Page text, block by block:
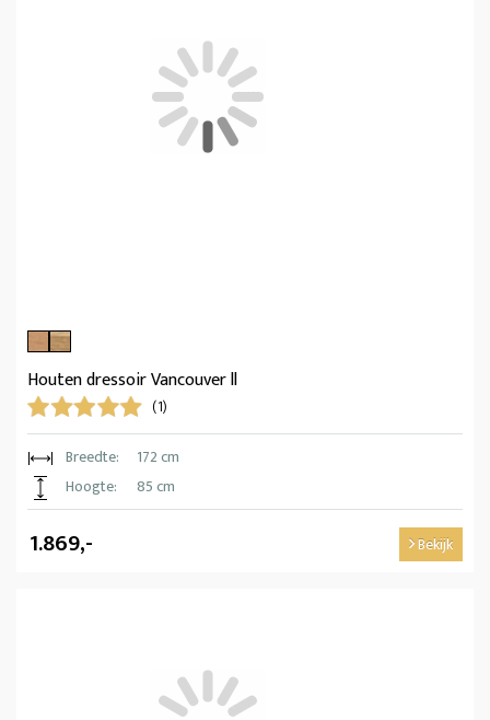
Houten dressoir Vancouver ll
(1)
Breedte:
172 cm
Hoogte:
85 cm
1.869,- Bekijk